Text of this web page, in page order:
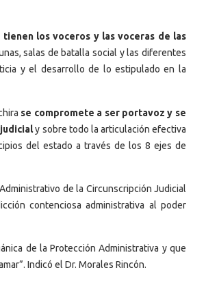
los voceros y las voceras de las
salas de batalla social y las diferentes
y el desarrollo de lo estipulado en la
se compromete a ser portavoz y se
y sobre todo la articulación efectiva
del estado a través de los 8 ejes de
de la Circunscripción Judicial
contenciosa administrativa al poder
de la Protección Administrativa y que
Indicó el Dr. Morales Rincón.